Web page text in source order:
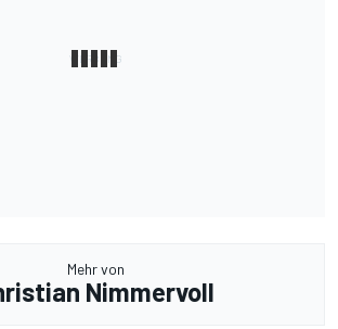
Mehr von
Nimmervoll